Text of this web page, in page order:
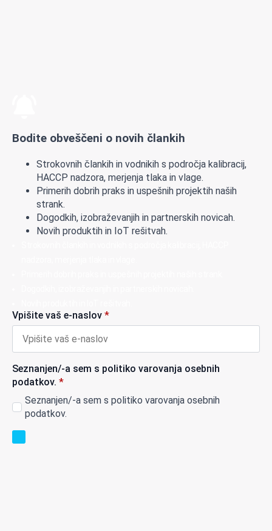
Bodite obveščeni o novih člankih
Strokovnih člankih in vodnikih s področja kalibracij,
HACCP nadzora, merjenja tlaka in vlage.
Primerih dobrih praks in uspešnih projektih naših
strank.
Dogodkih, izobraževanjih in partnerskih novicah.
Novih produktih in IoT rešitvah.
Vpišite vaš e-naslov *
Seznanjen/-a sem s politiko varovanja osebnih
podatkov. *
Seznanjen/-a sem s politiko varovanja osebnih
podatkov.